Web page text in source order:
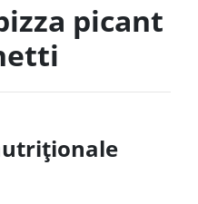
picant